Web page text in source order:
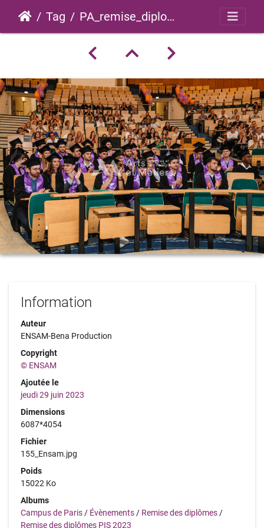
Tag PA_remise_diplome_pis_2022_0001
Information
Auteur
ENSAM-Bena Production
Copyright
© ENSAM
Ajoutée le
jeudi 29 juin 2023
Dimensions
6087*4054
Fichier
155_Ensam.jpg
Poids
15022 Ko
Albums
Campus de Paris / Évènements / Remise des diplômes /
Remise des diplômes PIS 2023